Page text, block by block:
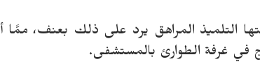
التلميذ المراهق يرد على ذلك بعنف،
في غرفة الطوارئ بالمستشفى.